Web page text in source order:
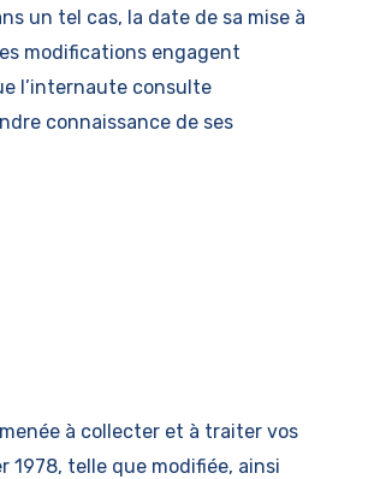
un tel cas, la date de sa mise à
modifications engagent
l’internaute consulte
connaissance de ses
à collecter et à traiter vos
1978, telle que modifiée, ainsi